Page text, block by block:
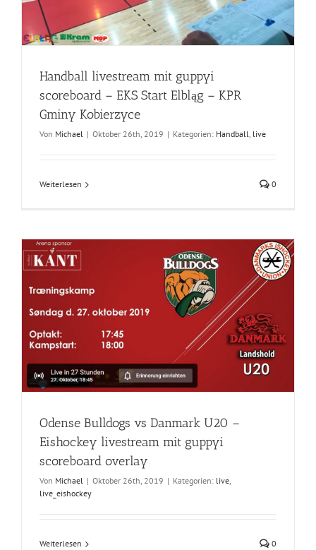
Handball livestream mit guppyi
scoreboard – EKS Start Elbląg – KPR
Gminy Kobierzyce
Von Michael | Oktober 26th, 2019 | Kategorien: Handball, live
Weiterlesen 0
Odense Bulldogs vs Danmark U20 –
Eishockey livestream mit guppyi
scoreboard overlay
Von Michael | Oktober 26th, 2019 | Kategorien: live,
live_eishockey
Weiterlesen 0